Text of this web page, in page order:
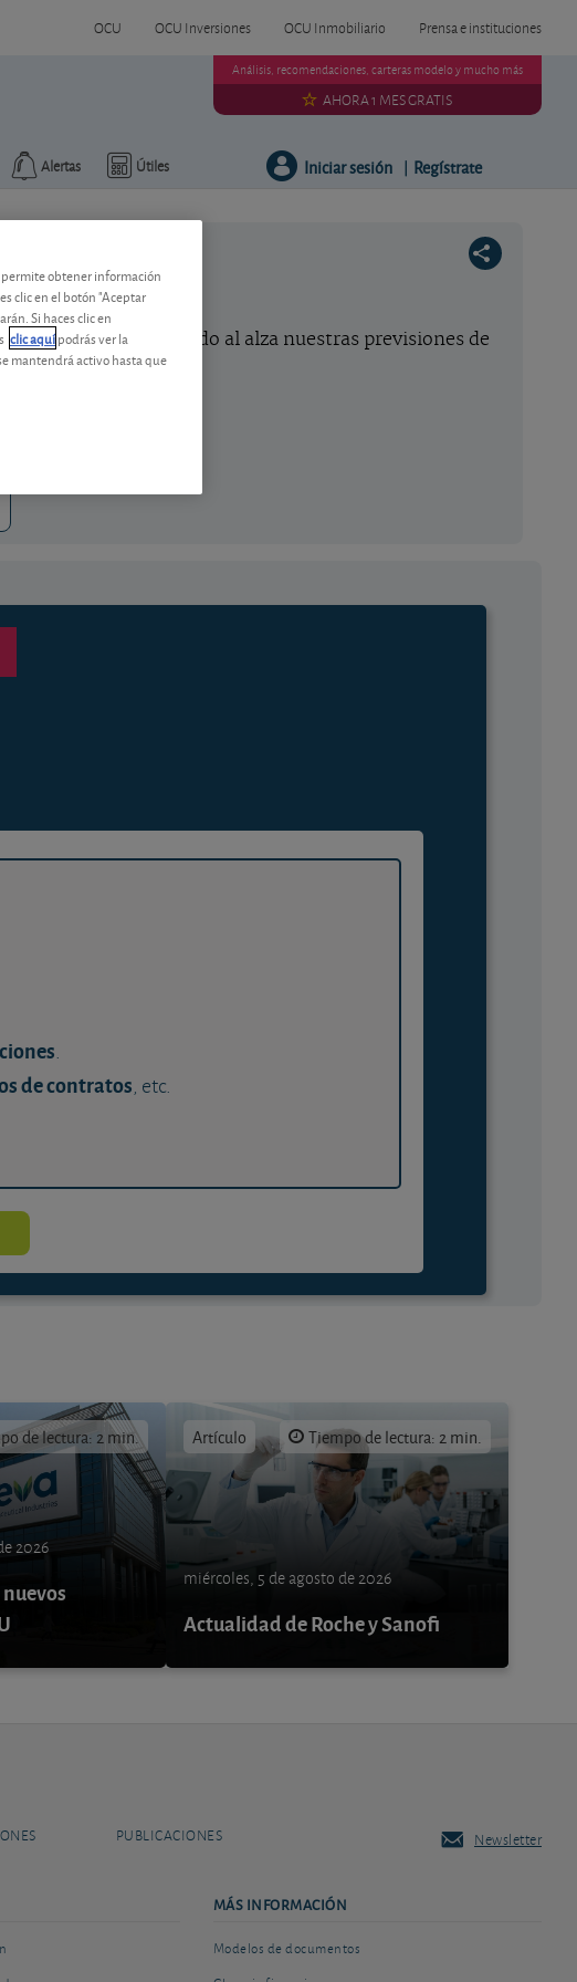
OCU OCU Inversiones OCU Inmobiliario Prensa e instituciones
Útiles
Alertas
Análisis, recomendaciones, carteras modelo y mucho más
AHORA 1 MES GRATIS
Iniciar sesión | Regístrate
2005, hemos revisado al alza nuestras previsiones de
.
de contratos, etc.
de lectura: 2 min.
2026
Artículo Tiempo de lectura: 2 min.
miércoles, 5 de agosto de 2026
Actualidad de Roche y Sanofi
PUBLICACIONES Newsletter
MÁS INFORMACIÓN
Modelos de documentos
permite obtener información
clic en el botón "Aceptar
Si haces clic en
clic aquípodrás ver la
mantendrá activo hasta que